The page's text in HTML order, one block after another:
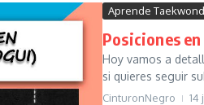
Aprende
Posiciones
Hoy vamos a
si quieres seguir
CinturonNegro 14